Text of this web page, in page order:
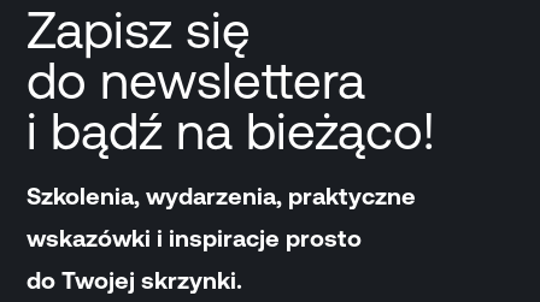
Zapisz się
do newslettera
i bądź na bieżąco!
Szkolenia, wydarzenia, praktyczne
wskazówki i inspiracje prosto
do Twojej skrzynki.